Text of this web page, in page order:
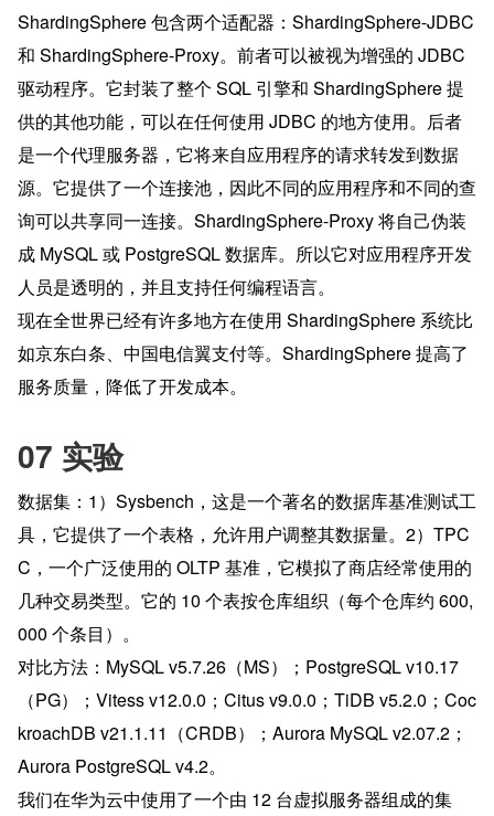
ShardingSphere 包含两个适配器：ShardingSphere-JDBC
和 ShardingSphere-Proxy。前者可以被视为增强的 JDBC
驱动程序。它封装了整个 SQL 引擎和 ShardingSphere 提
供的其他功能，可以在任何使用 JDBC 的地方使用。后者
是一个代理服务器，它将来自应用程序的请求转发到数据
源。它提供了一个连接池，因此不同的应用程序和不同的查
询可以共享同一连接。ShardingSphere-Proxy 将自己伪装
成 MySQL 或 PostgreSQL 数据库。所以它对应用程序开发
人员是透明的，并且支持任何编程语言。
现在全世界已经有许多地方在使用 ShardingSphere 系统比
如京东白条、中国电信翼支付等。ShardingSphere 提高了
服务质量，降低了开发成本。
07 实验
数据集：1）Sysbench，这是一个著名的数据库基准测试工
具，它提供了一个表格，允许用户调整其数据量。2）TPC
C，一个广泛使用的 OLTP 基准，它模拟了商店经常使用的
几种交易类型。它的 10 个表按仓库组织（每个仓库约 600,
000 个条目）。
对比方法：MySQL v5.7.26（MS）；PostgreSQL v10.17
（PG）；Vitess v12.0.0；Citus v9.0.0；TiDB v5.2.0；Coc
kroachDB v21.1.11（CRDB）；Aurora MySQL v2.07.2；
Aurora PostgreSQL v4.2。
我们在华为云中使用了一个由 12 台虚拟服务器组成的集